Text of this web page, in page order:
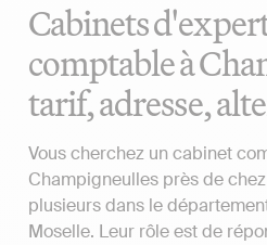
Cabinets
comptable à
tarif, adresse,
Vous cherchez un cabinet
Champigneulles près de
plusieurs dans le
Moselle. Leur rôle est de